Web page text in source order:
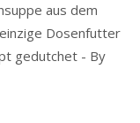
aus dem
Dosenfutter
gedutchet - By